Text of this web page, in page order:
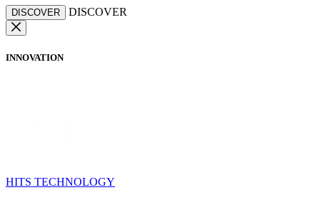
DISCOVER DISCOVER
INNOVATION
HITS TECHNOLOGY